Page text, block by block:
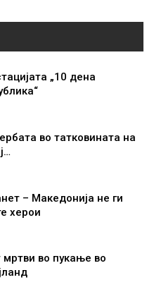
„10 дена
во татковината на
– Македонија не ги
херои
мртви во пукање во